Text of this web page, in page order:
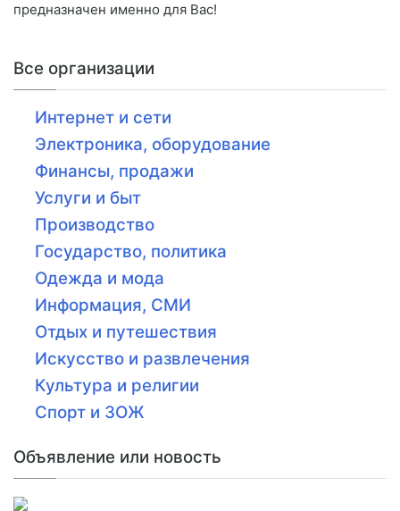
предназначен именно для Вас!
Все организации
Интернет и сети
Электроника, оборудование
Финансы, продажи
Услуги и быт
Производство
Государство, политика
Одежда и мода
Информация, СМИ
Отдых и путешествия
Искусство и развлечения
Культура и религии
Спорт и ЗОЖ
Объявление или новость